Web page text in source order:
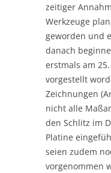
zeitiger
Werkzeuge
geworden und
danach
erstmals am
vorgestellt
Zeichnungen
nicht alle
den Schlitz im
Platine
seien zudem
vorgenommen